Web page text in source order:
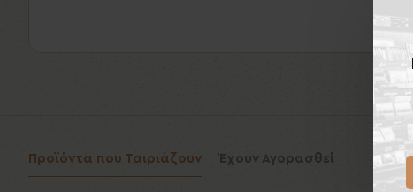
Προϊόντα που Ταιριάζουν Έχουν Αγορασθεί